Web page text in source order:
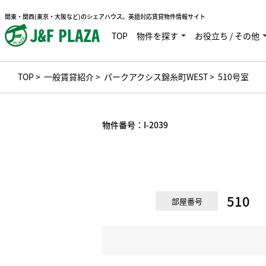
関東・関西(東京・大阪など)のシェアハウス。英語対応賃貸物件情報サイト
TOP 物件を探す お役立ち / その他
TOP> 一般賃貸紹介> パークアクシス錦糸町WEST> 510号室
物件番号： I-2039
部屋番号 510